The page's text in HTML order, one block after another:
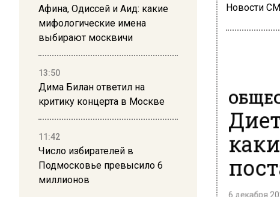
Афина, Одиссей и Аид: какие
мифологические имена
выбирают москвичи
13:50
Дима Билан ответил на
критику концерта в Москве
11:42
Число избирателей в
Подмосковье превысило 6
миллионов
Новости
6 декабря